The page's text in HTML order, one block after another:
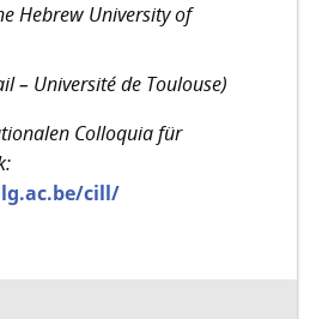
Hebrew University of
– Université de Toulouse)
Colloquia für
cill/